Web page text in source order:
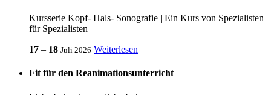
Kursserie Kopf- Hals- Sonografie | Ein Kurs von Spezialisten
für Spezialisten
17 ‒ 18 Juli 2026 Weiterlesen
Fit für den Reanimationsunterricht